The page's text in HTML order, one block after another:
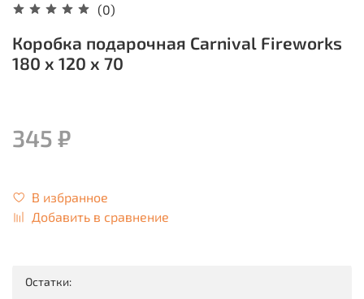
(0)
Коробка подарочная Carnival Fireworks
180 x 120 x 70
345 ₽
В избранное
Добавить в сравнение
Остатки: